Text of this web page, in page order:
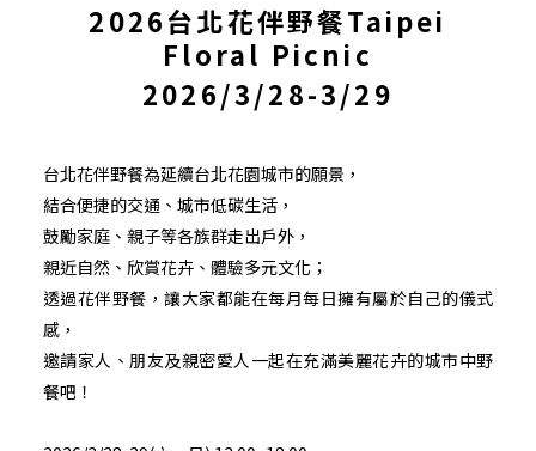
2026台北花伴野餐Taipei
Floral Picnic
2026/3/28-3/29
台北花伴野餐為延續台北花園城市的願景，
結合便捷的交通、城市低碳生活，
鼓勵家庭、親子等各族群走出戶外，
親近自然、欣賞花卉、體驗多元文化；
透過花伴野餐，讓大家都能在每月每日擁有屬於自己的儀式
感，
邀請家人、朋友及親密愛人一起在充滿美麗花卉的城市中野
餐吧！